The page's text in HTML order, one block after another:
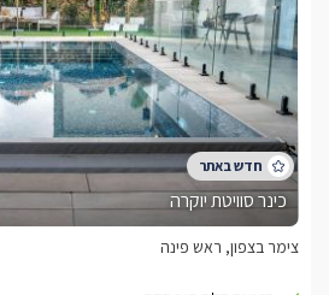
כינר סוויטת יוקרה
צימר בצפון, ראש פינה